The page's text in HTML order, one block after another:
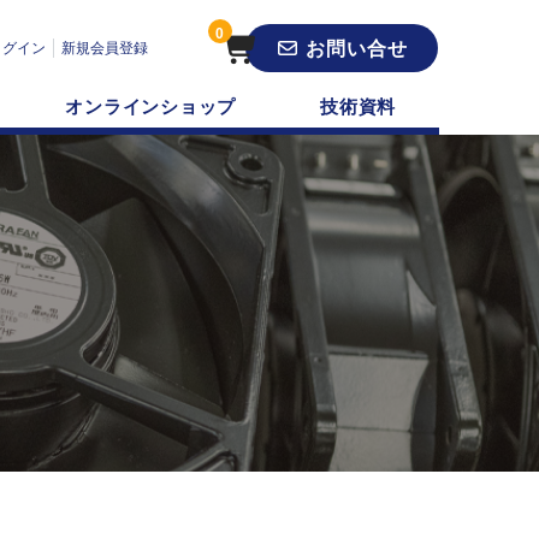
イン 新規会員登録
0
お問い合せ
オンラインショップ 技術資料